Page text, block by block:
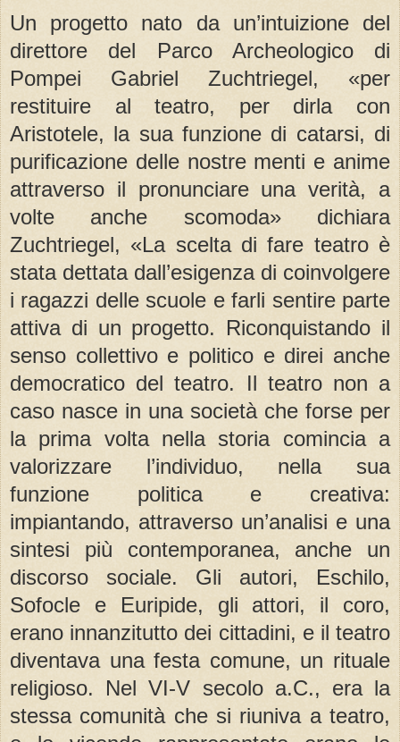
Un progetto nato da un’intuizione del
direttore del Parco Archeologico di
Pompei Gabriel Zuchtriegel, «per
restituire al teatro, per dirla con
Aristotele, la sua funzione di catarsi, di
purificazione delle nostre menti e anime
attraverso il pronunciare una verità, a
volte anche scomoda» dichiara
Zuchtriegel, «La scelta di fare teatro è
stata dettata dall’esigenza di coinvolgere
i ragazzi delle scuole e farli sentire parte
attiva di un progetto. Riconquistando il
senso collettivo e politico e direi anche
democratico del teatro. Il teatro non a
caso nasce in una società che forse per
la prima volta nella storia comincia a
valorizzare l’individuo, nella sua
funzione politica e creativa:
impiantando, attraverso un’analisi e una
sintesi più contemporanea, anche un
discorso sociale. Gli autori, Eschilo,
Sofocle e Euripide, gli attori, il coro,
erano innanzitutto dei cittadini, e il teatro
diventava una festa comune, un rituale
religioso. Nel VI-V secolo a.C., era la
stessa comunità che si riuniva a teatro,